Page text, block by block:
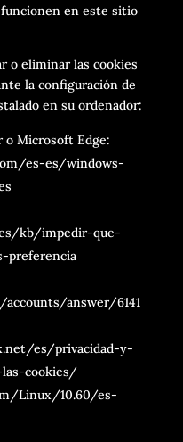
en este sitio
o eliminar las cookies
la configuración de
en su ordenador:
Microsoft Edge:
es-es/windows-
kb/impedir-que-
preferencia
answer/6141
es/privacidad-y-
cookies/
Linux/10.60/es-